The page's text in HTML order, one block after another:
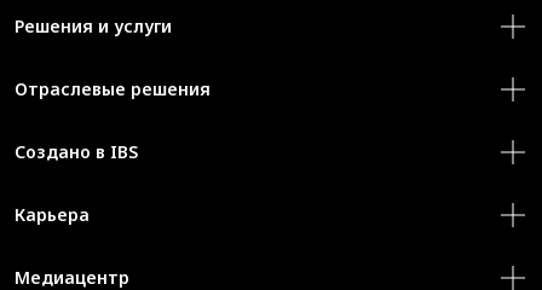
Решения и услуги
Отраслевые решения
Создано в IBS
Карьера
Медиацентр